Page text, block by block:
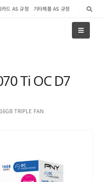
카드 AS 규정 기타제품 AS 규정
Ti OC D7
TRIPLE FAN